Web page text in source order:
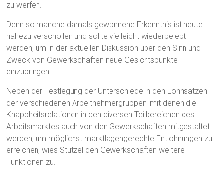
zu werfen.
Denn so manche damals gewonnene Erkenntnis ist heute
nahezu verschollen und sollte vielleicht wiederbelebt
werden, um in der aktuellen Diskussion über den Sinn und
Zweck von Gewerkschaften neue Gesichtspunkte
einzubringen.
Neben der Festlegung der Unterschiede in den Lohnsätzen
der verschiedenen Arbeitnehmergruppen, mit denen die
Knappheitsrelationen in den diversen Teilbereichen des
Arbeitsmarktes auch von den Gewerkschaften mitgestaltet
werden, um möglichst marktlagengerechte Entlohnungen zu
erreichen, wies Stützel den Gewerkschaften weitere
Funktionen zu.